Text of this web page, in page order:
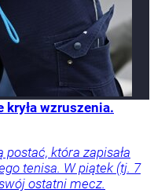
kryła wzruszenia.
która zapisała
tenisa. W piątek (tj. 7
ostatni mecz.